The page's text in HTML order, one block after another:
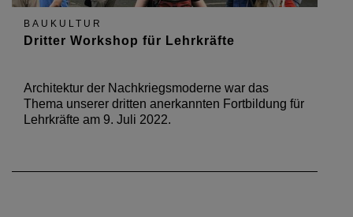
BAUKULTUR
Dritter Workshop für Lehrkräfte
Architektur der Nachkriegsmoderne war das
Thema unserer dritten anerkannten Fortbildung für
Lehrkräfte am 9. Juli 2022.